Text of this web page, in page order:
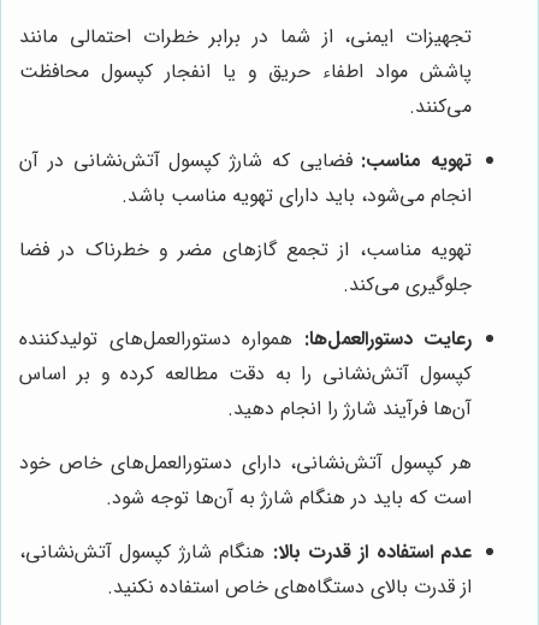
تجهیزات ایمنی، از شما در برابر خطرات احتمالی مانند
پاشش مواد اطفاء حریق و یا انفجار کپسول محافظت
می‌کنند.
تهویه مناسب: فضایی که شارژ کپسول آتش‌نشانی در آن
انجام می‌شود، باید دارای تهویه مناسب باشد.
تهویه مناسب، از تجمع گازهای مضر و خطرناک در فضا
جلوگیری می‌کند.
رعایت دستورالعمل‌ها: همواره دستورالعمل‌های تولیدکننده
کپسول آتش‌نشانی را به دقت مطالعه کرده و بر اساس
آن‌ها فرآیند شارژ را انجام دهید.
هر کپسول آتش‌نشانی، دارای دستورالعمل‌های خاص خود
است که باید در هنگام شارژ به آن‌ها توجه شود.
عدم استفاده از قدرت بالا: هنگام شارژ کپسول آتش‌نشانی،
از قدرت بالای دستگاه‌های خاص استفاده نکنید.